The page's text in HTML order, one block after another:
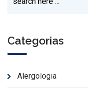
Categorias
Alergologia